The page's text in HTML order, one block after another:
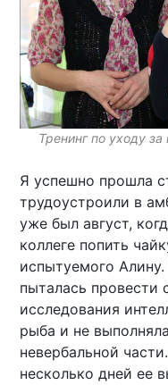
Тренинг по уходу
Я успешно прошла
трудоустроили в
уже был август,
коллеге попить
испытуемого
пыталась провести
исследования
рыба и не
невербальной
несколько дней ее